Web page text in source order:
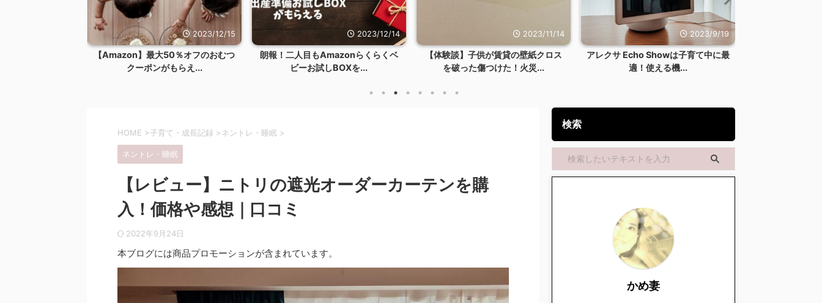
2023/12/15
【Amazon】最大50％オフのおむつ
クーポンがもらえ...
2023/12/14
朗報！二人目もAmazonらくらくベ
ビーお試しBOXを...
2023/11/14
【体験談】子供が賃貸の壁紙クロス
を破った傷つけた！火災...
2023/9/19
アレクサ Echo Showは子育て中に最
適！使える機...
HOME >子育て・成長記録 >ネントレ・睡眠 >
ネントレ・睡眠
【レビュー】ニトリの遮光オーダーカーテンを購
入！価格や感想｜口コミ
2022年9月24日
本ブログには商品プロモーションが含まれています。
検索
かめ妻